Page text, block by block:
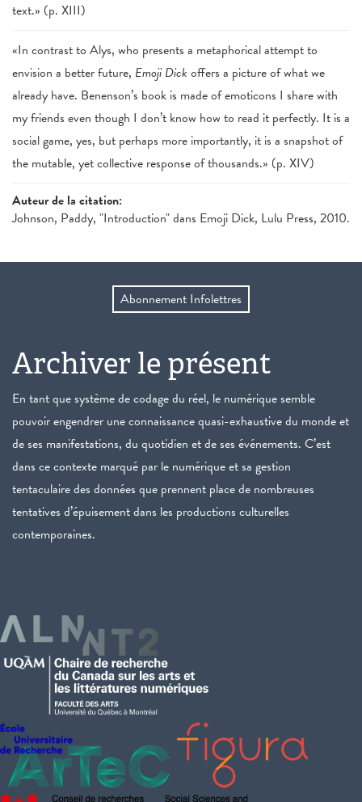
text.» (p. XIII)
«In contrast to Alys, who presents a metaphorical attempt to
envision a better future, Emoji Dickoffers a picture of what we
already have. Benenson’s book is made of emoticons I share with
my friends even though I don’t know how to read it perfectly. It is a
social game, yes, but perhaps more importantly, it is a snapshot of
the mutable, yet collective response of thousands.» (p. XIV)
Auteur de la citation:
Johnson, Paddy, "Introduction" dans Emoji Dick, Lulu Press, 2010.
Abonnement Infolettres
Archiver le présent
En tant que système de codage du réel, le numérique semble
pouvoir engendrer une connaissance quasi-exhaustive du monde et
de ses manifestations, du quotidien et de ses événements. C’est
dans ce contexte marqué par le numérique et sa gestion
tentaculaire des données que prennent place de nombreuses
tentatives d’épuisement dans les productions culturelles
contemporaines.